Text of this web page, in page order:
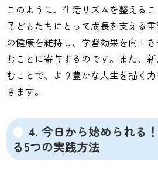
このように、生活リズムを整える
子どもたちにとって成長を支える
の健康を維持し、学習効果を向上
むことに寄与するのです。また、
むことで、より豊かな人生を描く
きます。
4. 今日から始められる
る5つの実践方法